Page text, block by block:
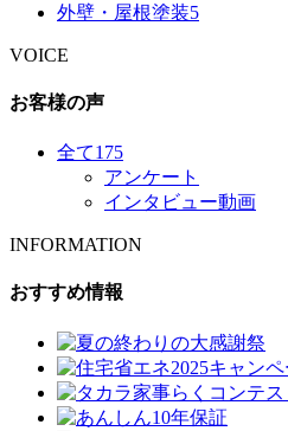
外壁・屋根塗装5
VOICE
お客様の声
全て175
アンケート
インタビュー動画
INFORMATION
おすすめ情報